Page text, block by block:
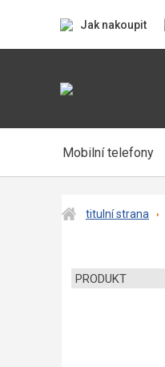
Jak nakoupit
Mobilní telefony
titulní strana
PRODUKT